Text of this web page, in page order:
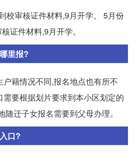
校审核证件材料,9月开学。 5月份
证件材料,9月开学。
里报?
籍情况不同,报名地点也有所不
要根据划片要求到本小区划定的
迁子女报名需要到父母办理。
口?